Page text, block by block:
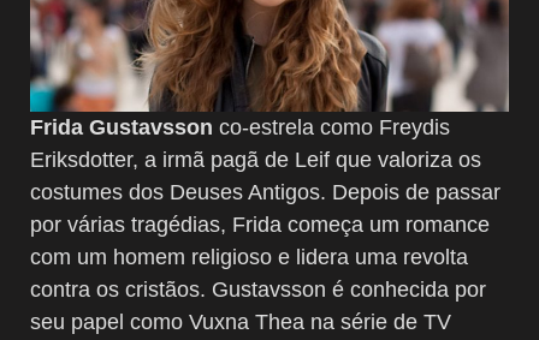
Frida Gustavsson co-estrela como Freydis
Eriksdotter, a irmã pagã de Leif que valoriza os
costumes dos Deuses Antigos. Depois de passar
por várias tragédias, Frida começa um romance
com um homem religioso e lidera uma revolta
contra os cristãos. Gustavsson é conhecida por
seu papel como Vuxna Thea na série de TV